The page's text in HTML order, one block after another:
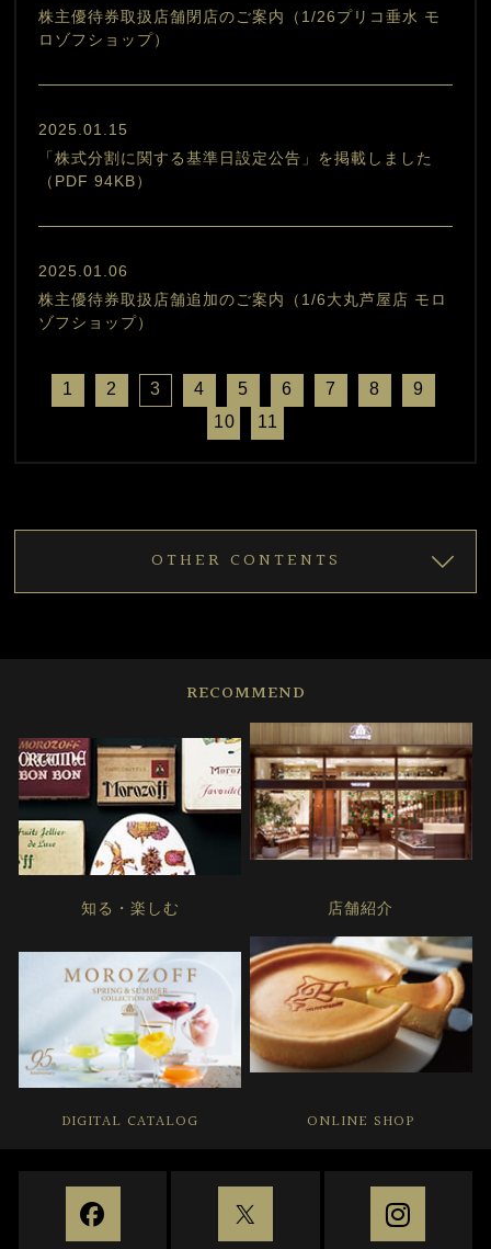
株主優待券取扱店舗閉店のご案内（1/26プリコ垂水 モ
ロゾフショップ）
2025.01.15
「株式分割に関する基準日設定公告」を掲載しました
（PDF 94KB）
2025.01.06
株主優待券取扱店舗追加のご案内（1/6大丸芦屋店 モロ
ゾフショップ）
1 2 3 4 5 6 7 8
9
10
11
OTHER CONTENTS
RECOMMEND
知る・楽しむ 店舗紹介
DIGITAL CATALOG ONLINE SHOP